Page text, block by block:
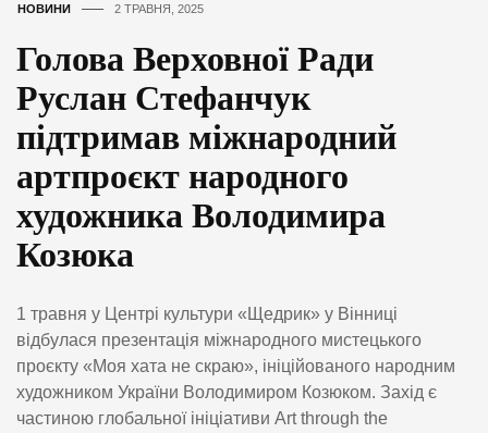
НОВИНИ 2 ТРАВНЯ, 2025
Голова Верховної Ради
Руслан Стефанчук
підтримав міжнародний
артпроєкт народного
художника Володимира
Козюка
1 травня у Центрі культури «Щедрик» у Вінниці
відбулася презентація міжнародного мистецького
проєкту «Моя хата не скраю», ініційованого народним
художником України Володимиром Козюком. Захід є
частиною глобальної ініціативи Art through the